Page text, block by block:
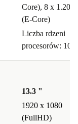
Core), 8 x 1.20
(E-Core)
Liczba rdzeni
procesorów: 10
13.3 "
1920 x 1080
(FullHD)